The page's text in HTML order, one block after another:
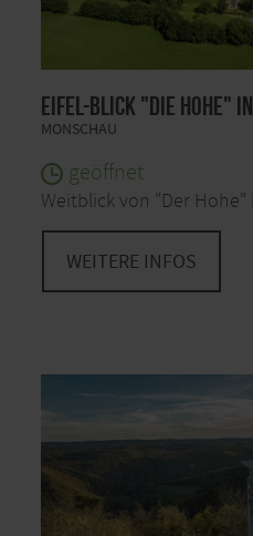
Eifel-Blick "Die Hohe"
MONSCHAU
geöffnet
Weitblick von "Der Hohe"
WEITERE INFOS